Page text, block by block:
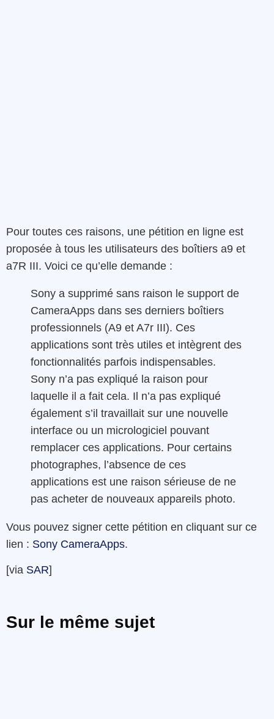
Pour toutes ces raisons, une pétition en ligne est
proposée à tous les utilisateurs des boîtiers a9 et
a7R III. Voici ce qu’elle demande :
Sony a supprimé sans raison le support de
CameraApps dans ses derniers boîtiers
professionnels (A9 et A7r III). Ces
applications sont très utiles et intègrent des
fonctionnalités parfois indispensables.
Sony n’a pas expliqué la raison pour
laquelle il a fait cela. Il n’a pas expliqué
également s’il travaillait sur une nouvelle
interface ou un micrologiciel pouvant
remplacer ces applications. Pour certains
photographes, l’absence de ces
applications est une raison sérieuse de ne
pas acheter de nouveaux appareils photo.
Vous pouvez signer cette pétition en cliquant sur ce
lien : Sony CameraApps.
[via SAR]
Sur le même sujet